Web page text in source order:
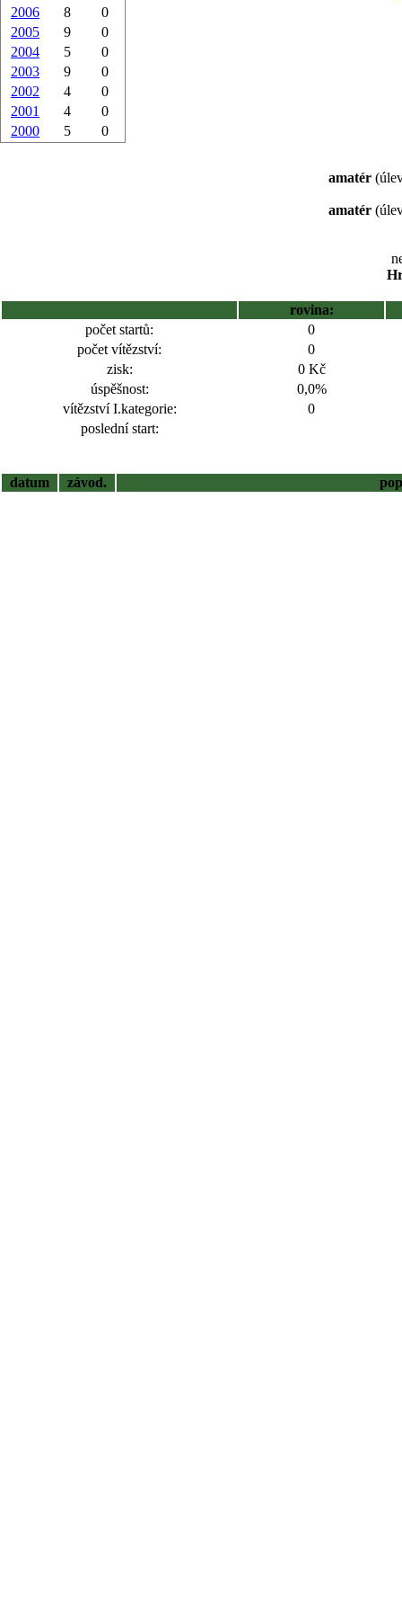
2006
8
0
2005
9
0
2004
5
0
2003
9
0
2002
4
0
2001
4
0
2000
5 0
amatér
amatér
rovina:
počet startů:
0
počet vítězství:
0
zisk:
0 Kč
úspěšnost:
0,0%
vítězství I.kategorie:
0
poslední start:
datum závod.